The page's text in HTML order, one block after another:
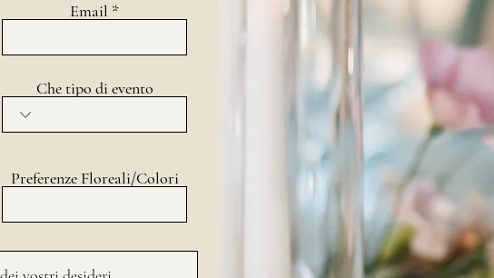
Email
Che tipo di evento
Preferenze Floreali/Colori